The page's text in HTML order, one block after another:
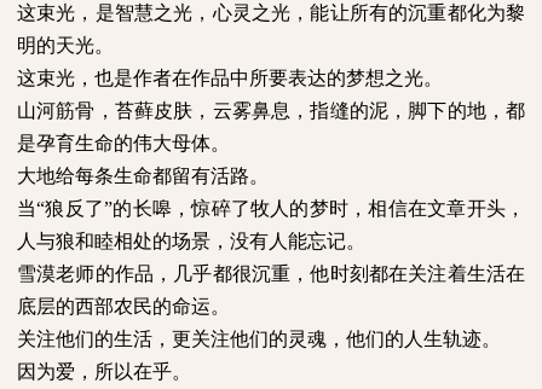
这束光，是智慧之光，心灵之光，能让所有的沉重都化为黎
明的天光。
这束光，也是作者在作品中所要表达的梦想之光。
山河筋骨，苔藓皮肤，云雾鼻息，指缝的泥，脚下的地，都
是孕育生命的伟大母体。
大地给每条生命都留有活路。
当“狼反了”的长嗥，惊碎了牧人的梦时，相信在文章开头，
人与狼和睦相处的场景，没有人能忘记。
雪漠老师的作品，几乎都很沉重，他时刻都在关注着生活在
底层的西部农民的命运。
关注他们的生活，更关注他们的灵魂，他们的人生轨迹。
因为爱，所以在乎。